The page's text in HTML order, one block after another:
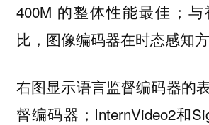
400M 的整体性能最佳；
比，图像编码器在时态感知
右图显示语言监督编码器的
督编码器；InternVideo2和